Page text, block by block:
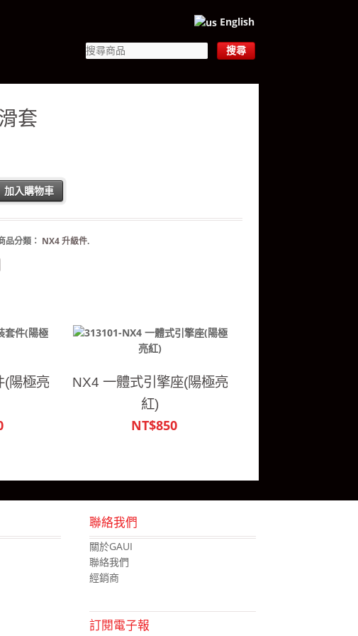
English
套
加入購物車
品分類： NX4 升級件.
(陽極亮
NX4 一體式引擎座(陽極亮
紅)
NT$850
聯絡我們
關於GAUI
聯絡我們
經銷商
訂閱電子報